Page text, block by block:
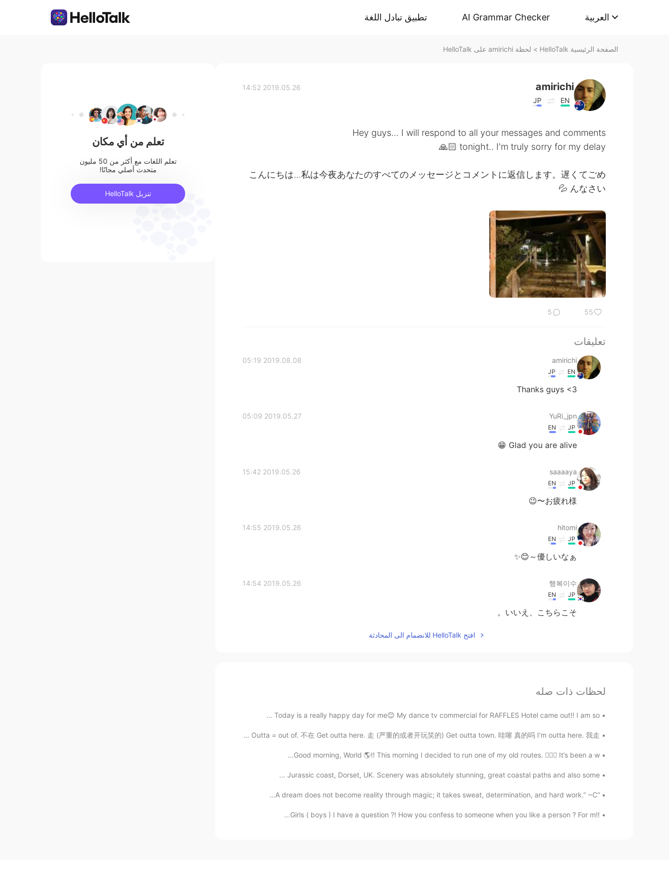
تطبيق تبادل اللغة AI Grammar Checker العربية
الصفحة الرئيسية HelloTalk > لحظة amirichi على HelloTalk
amirichi
EN
JP
2019.05.26 14:52
Hey guys... I will respond to all your messages and comments
tonight.. I'm truly sorry for my delay 🙏🏻
こんにちは...私は今夜あなたのすべてのメッセージとコメントに返信します。遅くてごめ
んなさい 💦
55
5
تعليقات
amirichi
2019.08.08 05:19
EN
JP
Thanks guys <3
YuRi_jpn
2019.05.27 05:09
JP
EN
Glad you are alive 😁
saaaaya
2019.05.26 15:42
JP
EN
お疲れ様〜😉
hitomi
2019.05.26 14:55
JP
EN
優しいなぁ～😊✨
행복이수
2019.05.26 14:54
JP
EN
いいえ、こちらこそ。
افتح HelloTalk للانضمام الى المحادثة
لحظات ذات صله
Today is a really happy day for me😊 My dance tv commercial for RAFFLES Hotel came out!! I am so ...
英语口语 Outta = out of. 不在 Get outta here. 走 (严重的或者开玩笑的) Get outta town. 哇噻 真的吗 I'm outta here. 我走...
Good morning, World 🌎!! This morning I decided to run one of my old routes. 🏃🏽‍♀️ It’s been a w...
Jurassic coast, Dorset, UK. Scenery was absolutely stunning, great coastal paths and also some ...
“A dream does not become reality through magic; it takes sweat, determination, and hard work.” ~C...
‼️Girls ( boys ) I have a question ?! How you confess to someone when you like a person ? For m...
تعلم من أي مكان
تعلم اللغات مع أكثر من 50 مليون
متحدث أصلي مجانًا!
تنزيل HelloTalk